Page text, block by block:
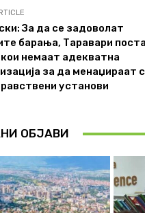
За да се задоволат
барања, Таравари
немаат адекватна
за да менаџираат
установи
ОБЈАВИ